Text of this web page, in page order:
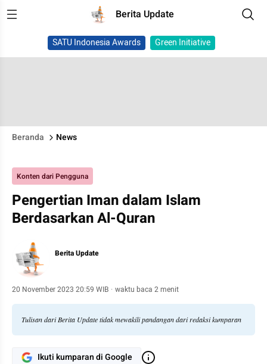
Berita Update
SATU Indonesia Awards Green Initiative
Beranda News
Konten dari Pengguna
Pengertian Iman dalam Islam
Berdasarkan Al-Quran
Berita Update
20 November 2023 20:59 WIB · waktu baca 2 menit
Tulisan dari Berita Update tidak mewakili pandangan dari redaksi kumparan
Ikuti kumparan di Google